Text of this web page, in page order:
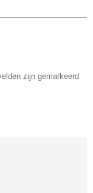
zijn gemarkeerd